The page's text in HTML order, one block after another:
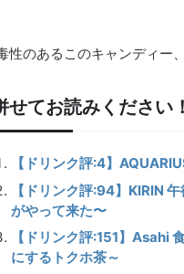
性のあるこのキャンディー
せてお読みください！
【ドリンク評:4】
【ドリンク評:94】KIRIN
がやって来た〜
【ドリンク評:151】Asahi
にするトクホ茶～